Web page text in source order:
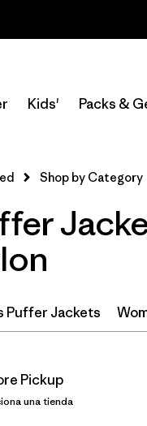
Kids' Packs &
Shop by Category
Puffer Jackets
Pickup
una tienda